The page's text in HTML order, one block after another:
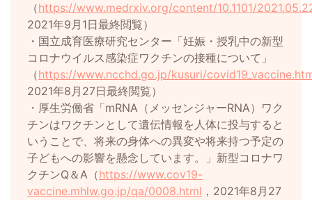
（https://www.medrxiv.org/content/10.1101/
2021年9月1日最終閲覧）
・国立成育医療研究センター「妊娠・授乳中の新型
コロナウイルス感染症ワクチンの接種について」
（https://www.ncchd.go.jp/kusuri/
2021年8月27日最終閲覧）
・厚生労働省「mRNA（メッセンジャーRNA）ワク
チンはワクチンとして遺伝情報を人体に投与すると
いうことで、将来の身体への異変や将来持つ予定の
子どもへの影響を懸念しています。」新型コロナワ
クチンQ＆A（https://www.cov19-
vaccine.mhlw.go.jp/qa/0008.html ，2021年8月27